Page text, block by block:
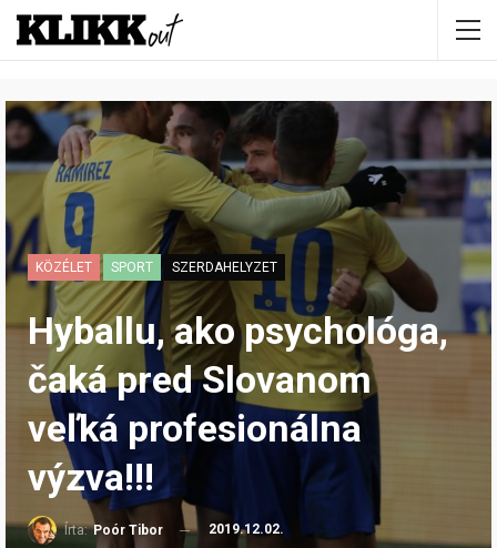
KÖZÉLET SPORT SZERDAHELYZET
Hyballu, ako psychológa,
čaká pred Slovanom
veľká profesionálna
výzva!!!
Írta:Poór Tibor 2019.12.02.